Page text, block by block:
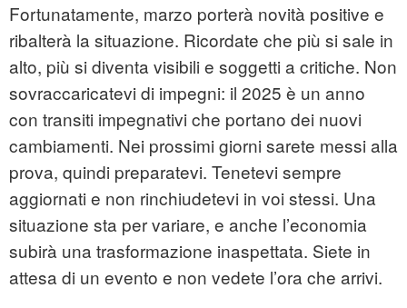
Fortunatamente, marzo porterà novità positive e
ribalterà la situazione. Ricordate che più si sale in
alto, più si diventa visibili e soggetti a critiche. Non
sovraccaricatevi di impegni: il 2025 è un anno
con transiti impegnativi che portano dei nuovi
cambiamenti. Nei prossimi giorni sarete messi alla
prova, quindi preparatevi. Tenetevi sempre
aggiornati e non rinchiudetevi in voi stessi. Una
situazione sta per variare, e anche l’economia
subirà una trasformazione inaspettata. Siete in
attesa di un evento e non vedete l’ora che arrivi.